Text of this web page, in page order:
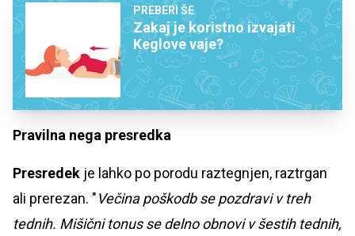
PREBERI ŠE
Zakaj je koristno izvajati
Keglove vaje?
Pravilna nega presredka
Presredek je lahko po porodu raztegnjen, raztrgan
ali prerezan. "Večina poškodb se pozdravi v treh
tednih. Mišični tonus se delno obnovi v šestih tednih,